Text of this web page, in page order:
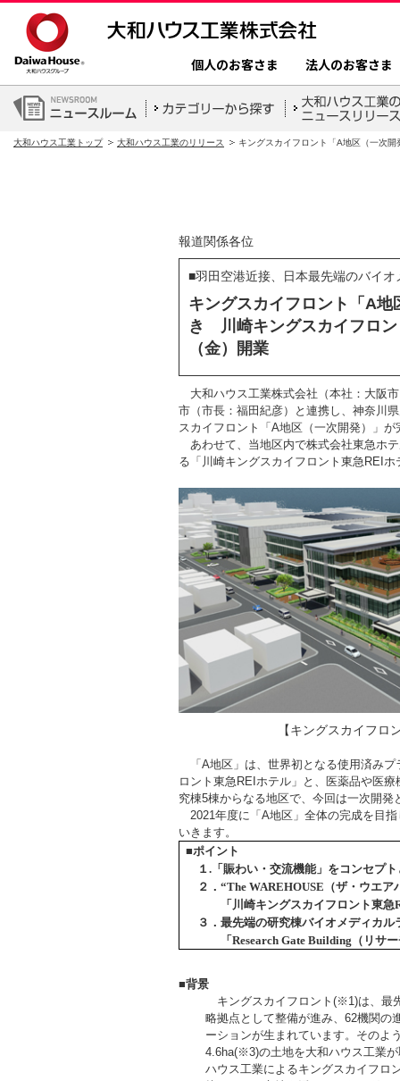
個人のお客さま 法人のお客さま
大和ハウス工業トップ 大和ハウス工業のリリース キングスカイフロント「A地区（一次
報道関係各位
■羽田空港近接、日本最先端のバイオ
キングスカイフロント「A
き 川崎キングスカイフロン
（金）開業
大和ハウス工業株式会社（本社：大阪
市（市長：福田紀彦）と連携し、神奈川
スカイフロント「A地区（一次開発）」
あわせて、当地区内で株式会社東急ホ
る「川崎キングスカイフロント東急REI
【キングスカイフロ
「A地区」は、世界初となる使用済みプ
ロント東急REIホテル」と、医薬品や医
究棟5棟からなる地区で、今回は一次開
2021年度に「A地区」全体の完成を目
いきます。
■ポイント
１.「賑わい・交流機能」をコンセプ
２．“The WAREHOUSE（ザ・ウエア
「川崎キングスカイフロント東急
３．最先端の研究棟バイオメディカル
「Research Gate Building（リサー
■背景
キングスカイフロント(※1)は、最
略拠点として整備が進み、62機関
ーションが生まれています。そのよ
4.6ha(※3)の土地を大和ハウス工業
ハウス工業によるキングスカイフロ